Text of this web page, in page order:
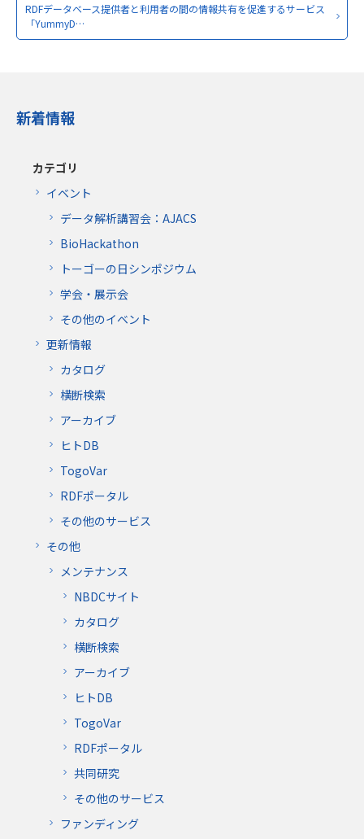
RDFデータベース提供者と利用者の間の情報共有を促進するサービス
「YummyD…
新着情報
カテゴリ
イベント
データ解析講習会：AJACS
BioHackathon
トーゴーの日シンポジウム
学会・展示会
その他のイベント
更新情報
カタログ
横断検索
アーカイブ
ヒトDB
TogoVar
RDFポータル
その他のサービス
その他
メンテナンス
NBDCサイト
カタログ
横断検索
アーカイブ
ヒトDB
TogoVar
RDFポータル
共同研究
その他のサービス
ファンディング